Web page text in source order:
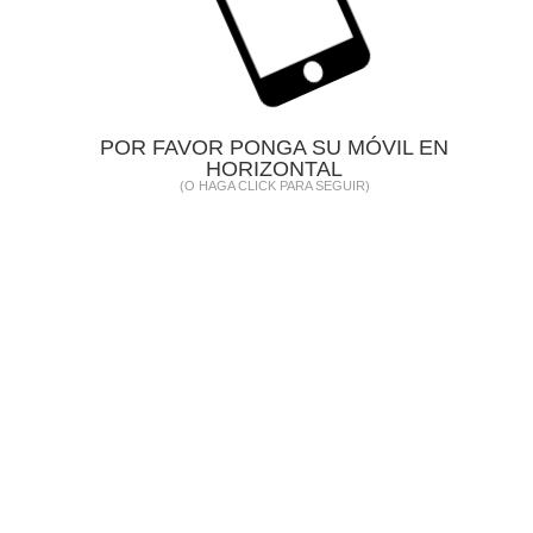
M.ª Concepción Míguez Navarro
Pediatra Servicio de Urgencias. Hospital
Universitario Gregorio Marañón. Madrid.
Publicado el 04-07-2019
Desarrollo y edición: Lúa Ediciones 3.0 S.L. ISSN 2386-7256 | ©2026
POR FAVOR PONGA SU MÓVIL EN
HORIZONTAL
(O HAGA CLICK PARA SEGUIR)